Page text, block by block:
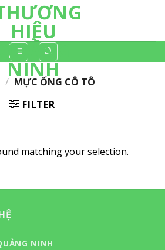
/ MỰC ỐNG CÔ TÔ
FILTER
matching your selection.
NINH